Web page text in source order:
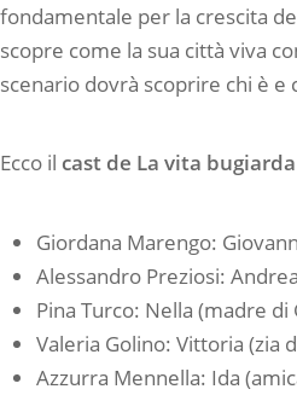
fondamentale per la crescita
scopre come la sua città viva
scenario dovrà scoprire chi è
Ecco il cast de La vita
Giordana Marengo:
Alessandro Preziosi:
Pina Turco: Nella (madre di
Valeria Golino: Vittoria (zia
Azzurra Mennella: Ida